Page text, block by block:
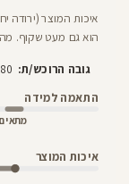
איכות המוצר (ירודה
הוא גם מעט שקוף.
גובה הרוכש/ת:
התאמה למידה
מתאים
איכות המוצר